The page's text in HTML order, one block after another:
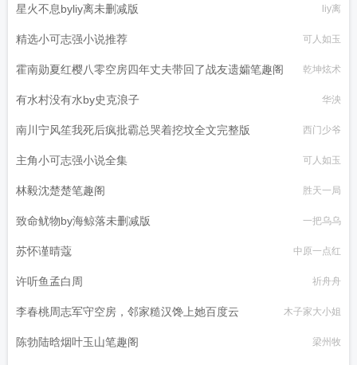
星火不息byliy离未删减版 liy离
精选小可志强小说推荐 可人如玉
霍南勋夏红樱八零空房四年丈夫带回了战友遗孀笔趣阁 乾坤炫术
有水村没有水by史克浪子 华泱
南川宁风笙我死后疯批霸总哭着挖坟全文完整版 西门少爷
主角小可志强小说全集 可人如玉
林毅沈楚楚笔趣阁 胜天一局
致命鱿物by海鲸落未删减版 一把乌乌
苏怀谨晴蔻 中原一点红
许听鱼孟白周 祈舟舟
李春桃周志军守空房，邻家糙汉馋上她百度云 木子家大小姐
陈勃陆晗烟叶玉山笔趣阁 梁州牧